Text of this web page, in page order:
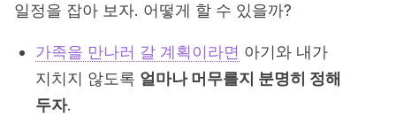
일정을 잡아 보자. 어떻게 할 수 있을까?
가족을 만나러 갈 계획이라면 아기와 내가
지치지 않도록 얼마나 머무를지 분명히 정해
두자.